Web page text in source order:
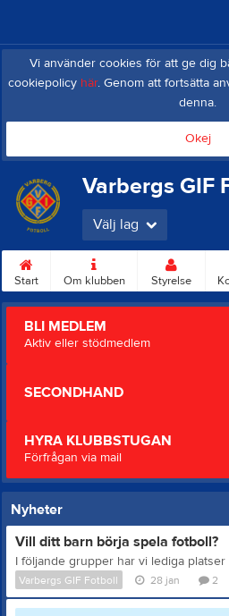
Vi använder cookies för att ge dig
cookiepolicy här. Genom att fortsätta
denna.
Okej
Varbergs GIF
Välj lag
Start Om klubben Styrelse
BLI MEDLEM
Aktiv eller stödmedlem
SECONDHAND
HYRA KLUBBSTUGAN
Förfrågan via mail
Nyheter
Vill ditt barn börja spela fotboll?
Varbergs GIF Fotboll 28 jan 2